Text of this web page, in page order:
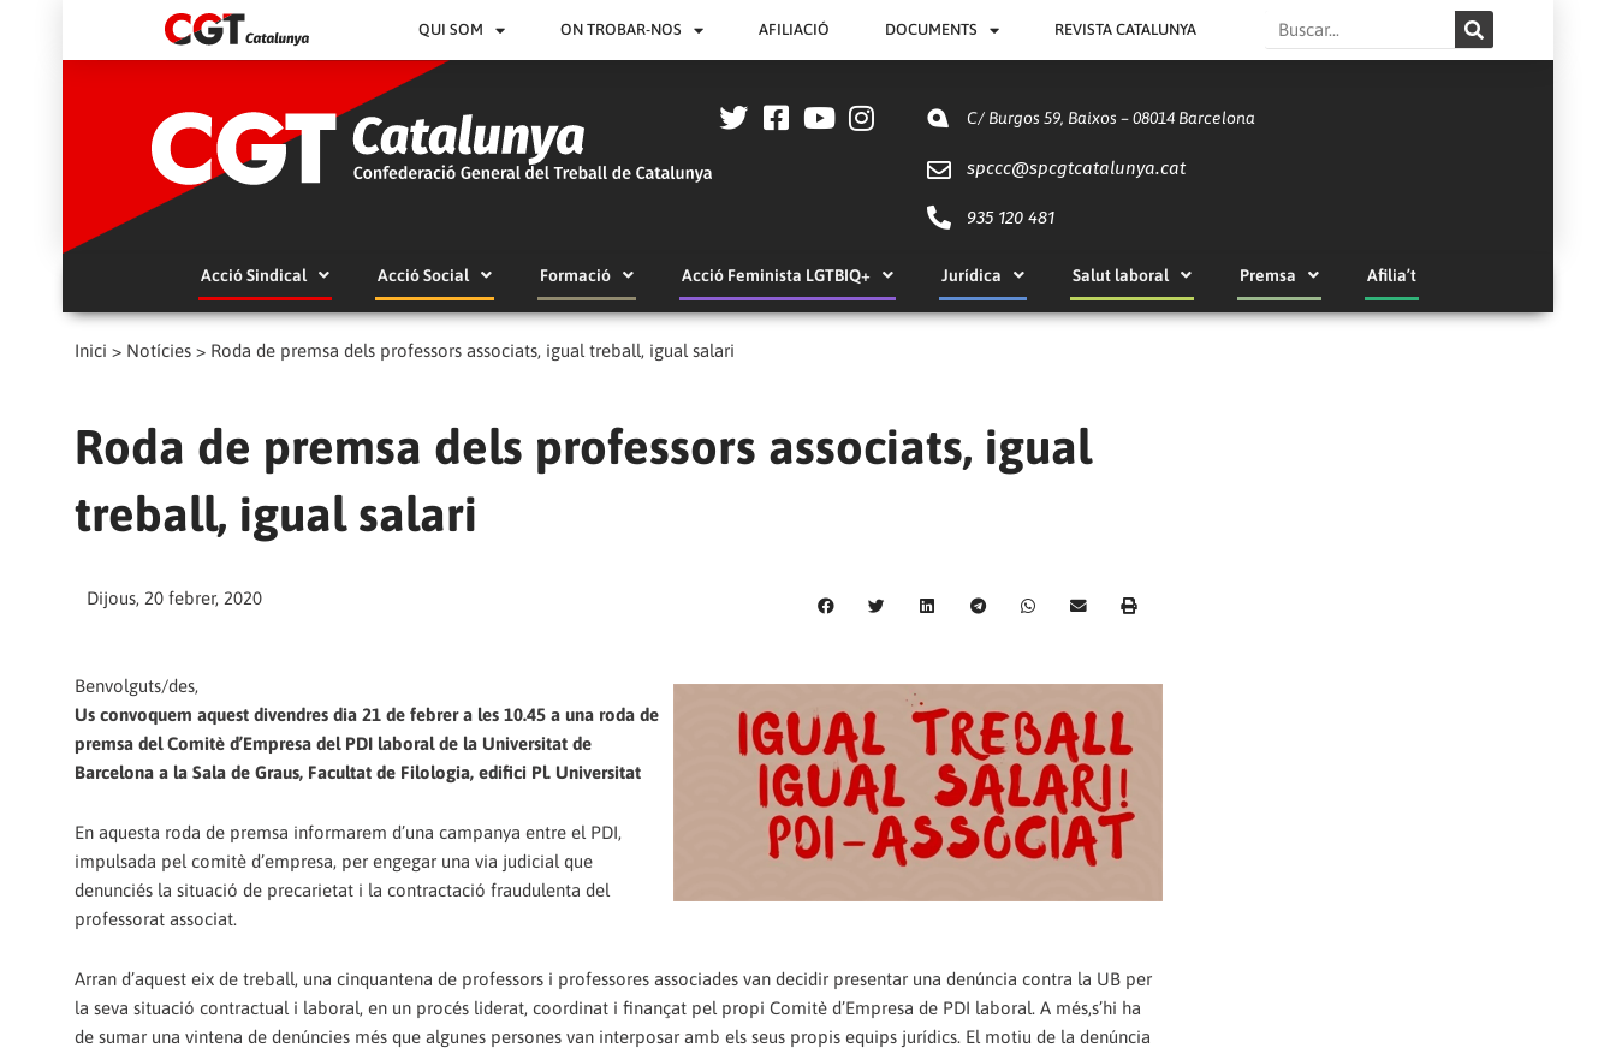
QUI SOM ON TROBAR-NOS AFILIACIÓ DOCUMENTS REVISTA CATALUNYA Search
C/ Burgos 59, Baixos – 08014 Barcelona
spccc@spcgtcatalunya.cat
935 120 481
Acció Sindical Acció Social Formació Acció Feminista LGTBIQ+ Jurídica Salut laboral Premsa Afilia’t
Inici > Notícies > Roda de premsa dels professors associats, igual treball, igual salari
Roda de premsa dels professors associats, igual
treball, igual salari
Dijous, 20 febrer, 2020
Benvolguts/des,
Us convoquem aquest divendres dia 21 de febrer a les 10.45 a una roda de
premsa del Comitè d’Empresa del PDI laboral de la Universitat de
Barcelona a la Sala de Graus, Facultat de Filologia, edifici Pl. Universitat
En aquesta roda de premsa informarem d’una campanya entre el PDI,
impulsada pel comitè d’empresa, per engegar una via judicial que
denunciés la situació de precarietat i la contractació fraudulenta del
professorat associat.
Arran d’aquest eix de treball, una cinquantena de professors i professores associades van decidir presentar una denúncia contra la UB per
la seva situació contractual i laboral, en un procés liderat, coordinat i finançat pel propi Comitè d’Empresa de PDI laboral. A més,s’hi ha
de sumar una vintena de denúncies més que algunes persones van interposar amb els seus propis equips jurídics. El motiu de la denúncia